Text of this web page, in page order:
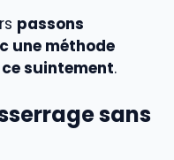
passons
une méthode
suintement.
sans